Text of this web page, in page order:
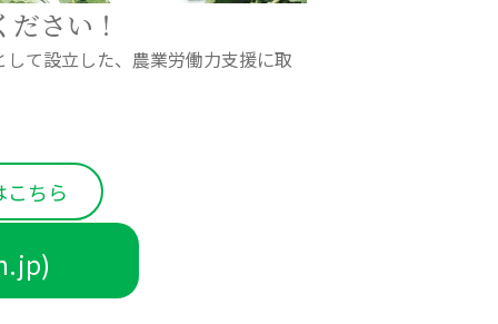
さい！
て設立した、農業労働力支援に取
ちら